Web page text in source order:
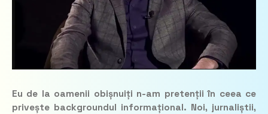
Eu de la oamenii obișnuiți n-am pretenții în ceea ce
privește backgroundul informațional. Noi, jurnaliștii,